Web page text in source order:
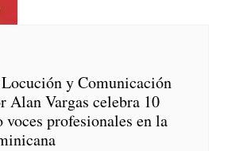
y Comunicación
Alan Vargas celebra 10
voces profesionales en la